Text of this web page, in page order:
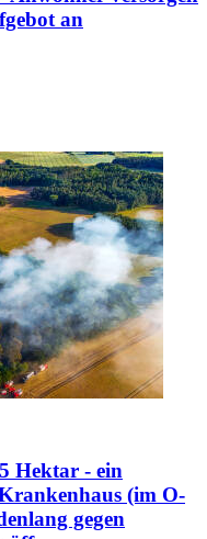
an
Hektar - ein
(im O-
gegen